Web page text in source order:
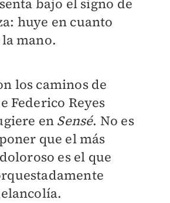
bajo el signo de
huye en cuanto
mano.
los caminos de
Federico Reyes
en Sensé. No es
que el más
es el que